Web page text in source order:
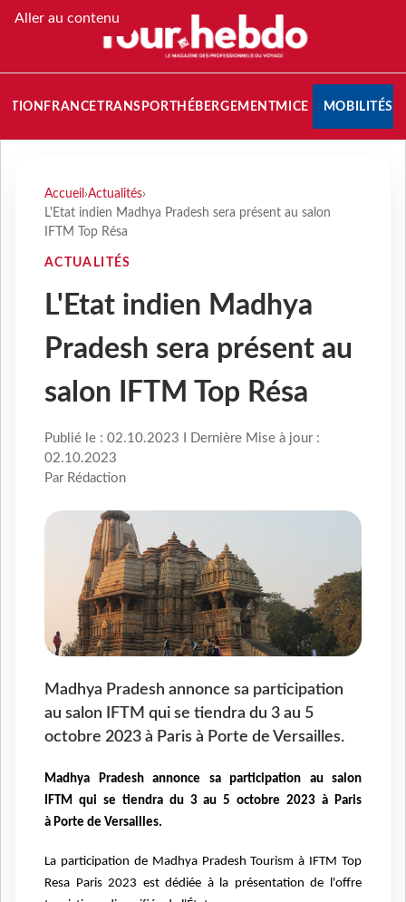
Aller au contenu
FRANCETRANSPORT HÉBERGEMENTMICE MOBILITÉS
Accueil ›Actualités›
L'Etat indien Madhya Pradesh sera présent au salon
IFTM Top Résa
ACTUALITÉS
L'Etat indien Madhya
Pradesh sera présent au
salon IFTM Top Résa
Publié le : 02.10.2023 I Dernière Mise à jour :
02.10.2023
Par Rédaction
Madhya Pradesh annonce sa participation
au salon IFTM qui se tiendra du 3 au 5
octobre 2023 à Paris à Porte de Versailles.
Madhya Pradesh annonce sa participation ausalon
IFTM qui se tiendra du 3 au 5 octobre 2023 à Paris
à Porte de Versailles.
La participation de Madhya Pradesh Tourism à IFTM Top
Resa Paris 2023 est dédiée à la présentation de l'offre